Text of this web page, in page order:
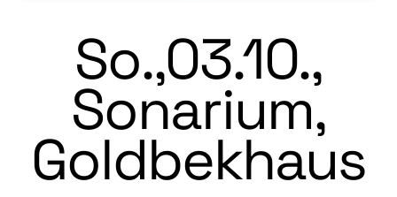
So.,03.10.,
Sonarium,
Goldbekhaus